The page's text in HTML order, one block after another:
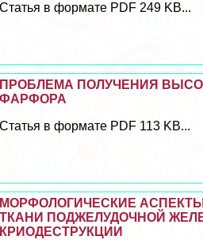
Статья в формате PDF 249 KB...
ПРОБЛЕМА ПОЛУЧЕНИЯ
ФАРФОРА
Статья в формате PDF 113 KB...
МОРФОЛОГИЧЕСКИЕ
ТКАНИ ПОДЖЕЛУДОЧНОЙ
КРИОДЕСТРУКЦИИ